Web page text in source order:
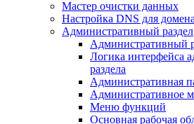
Мастер очистки данных
Настройка DNS для
Административный раздел
Административный
Логика интерфейса
раздела
Административная
Административное
Меню функций
Основная рабочая